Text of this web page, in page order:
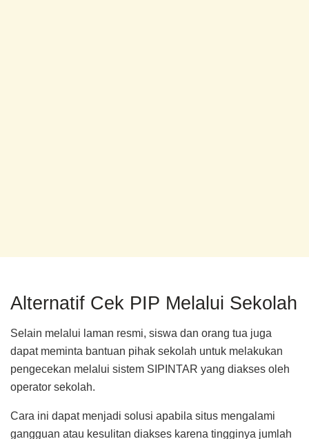
Alternatif Cek PIP Melalui Sekolah
Selain melalui laman resmi, siswa dan orang tua juga
dapat meminta bantuan pihak sekolah untuk melakukan
pengecekan melalui sistem SIPINTAR yang diakses oleh
operator sekolah.
Cara ini dapat menjadi solusi apabila situs mengalami
gangguan atau kesulitan diakses karena tingginya jumlah